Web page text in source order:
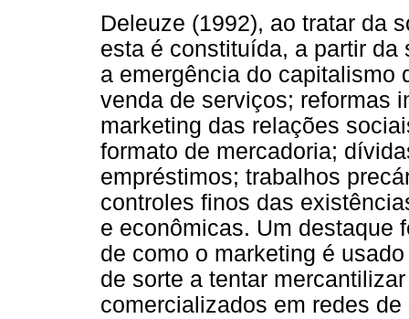
Deleuze (1992), ao tratar da
esta é constituída, a partir
a emergência do capitalismo
venda de serviços; reformas
marketing das relações
formato de mercadoria;
empréstimos; trabalhos
controles finos das
e econômicas. Um destaque
de como o marketing é
de sorte a tentar
comercializados em redes de